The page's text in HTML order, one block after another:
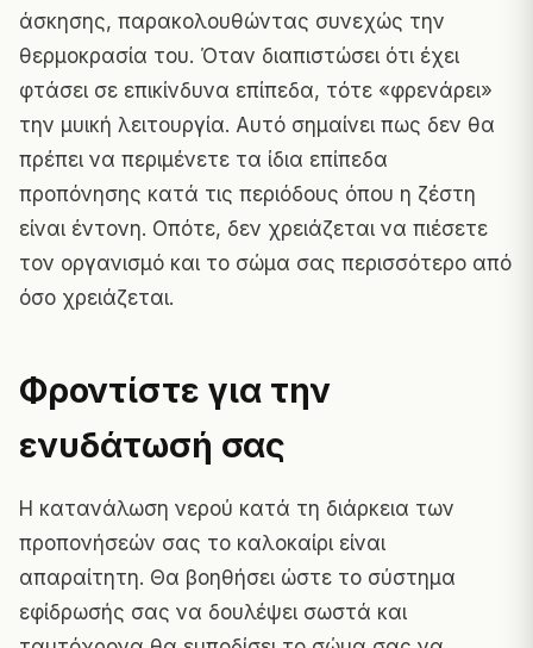
άσκησης, παρακολουθώντας συνεχώς την
θερμοκρασία του. Όταν διαπιστώσει ότι έχει
φτάσει σε επικίνδυνα επίπεδα, τότε «φρενάρει»
την μυική λειτουργία. Αυτό σημαίνει πως δεν θα
πρέπει να περιμένετε τα ίδια επίπεδα
προπόνησης κατά τις περιόδους όπου η ζέστη
είναι έντονη. Οπότε, δεν χρειάζεται να πιέσετε
τον οργανισμό και το σώμα σας περισσότερο από
όσο χρειάζεται.
Φροντίστε για την
ενυδάτωσή σας
Η κατανάλωση νερού κατά τη διάρκεια των
προπονήσεών σας το καλοκαίρι είναι
απαραίτητη. Θα βοηθήσει ώστε το σύστημα
εφίδρωσής σας να δουλέψει σωστά και